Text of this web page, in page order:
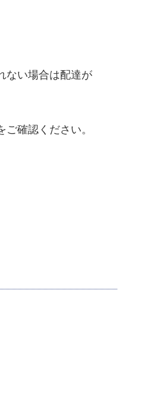
ない場合は配達が
ご確認ください。